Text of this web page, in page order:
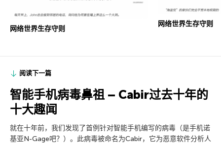
网络世界生存守则
网络世界生存守则
阅读下一篇
智能手机病毒鼻祖 – Cabir过去十年的
十大趣闻
就在十年前，我们发现了首例针对智能手机编写的病毒（是手机诺
基亚N-Gage吧？）。此病毒被命名为Cabir，它为恶意软件分析人